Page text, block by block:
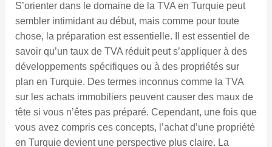
S’orienter dans le domaine de la TVA en Turquie peut
sembler intimidant au début, mais comme pour toute
chose, la préparation est essentielle. Il est essentiel de
savoir qu’un taux de TVA réduit peut s’appliquer à des
développements spécifiques ou à des propriétés sur
plan en Turquie. Des termes inconnus comme la TVA
sur les achats immobiliers peuvent causer des maux de
tête si vous n’êtes pas préparé. Cependant, une fois que
vous avez compris ces concepts, l’achat d’une propriété
en Turquie devient une perspective plus claire. La